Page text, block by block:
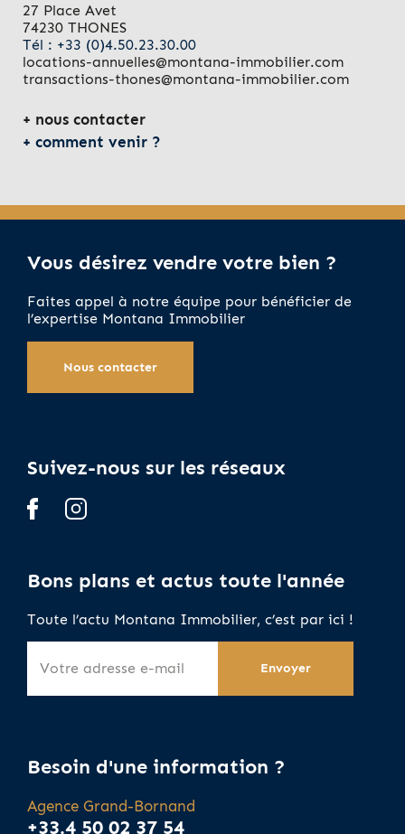
27 Place Avet
74230 THONES
Tél : +33 (0)4.50.23.30.00
locations-annuelles@montana-immobilier.com
transactions-thones@montana-immobilier.com
nous contacter
comment venir ?
Vous désirez vendre votre bien ?
Faites appel à notre équipe pour bénéficier de
l’expertise Montana Immobilier
Nous contacter
Suivez-nous sur les réseaux
Bons plans et actus toute l'année
Toute l’actu Montana Immobilier, c’est par ici !
Besoin d'une information ?
Agence Grand-Bornand
+33.4 50 02 37 54